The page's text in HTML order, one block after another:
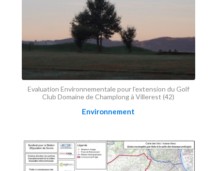
Evaluation Environnementale pour l’extension du Golf
Club Domaine de Champlong à Villerest (42)
Environnement